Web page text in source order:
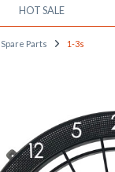
HOT SALE
Spare Parts 1-3s